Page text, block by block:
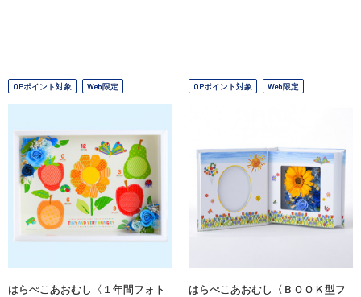
OPポイント対象 Web限定
はらぺこあおむし〈１年間フォト
OPポイント対象 Web限定
はらぺこあおむし〈ＢＯＯＫ型フ